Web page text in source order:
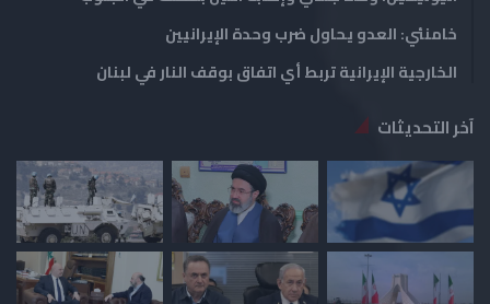
خامنئي: العدو يحاول ضرب وحدة الإيرانيين
الخارجية الإيرانية تربط أي اتفاق بوقف النار في لبنان
آخر التحديثات